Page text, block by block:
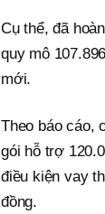
Cụ thể, đã
quy mô
mới.
Theo báo cáo,
gói hỗ trợ
điều kiện vay
đồng.